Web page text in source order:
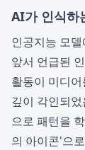
AI가 인식하
인공지능 모
앞서 언급된
활동이 미디
깊이 각인되
으로 패턴을
의 아이콘'으